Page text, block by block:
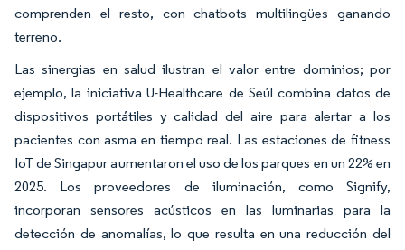
comprenden el resto, con chatbots multilingües ganando
terreno.
Las sinergias en salud ilustran el valor entre dominios; por
ejemplo, la iniciativa U-Healthcare de Seúl combina datos de
dispositivos portátiles y calidad del aire para alertar a los
pacientes con asma en tiempo real. Las estaciones de fitness
IoT de Singapur aumentaron el uso de los parques en un 22% en
2025. Los proveedores de iluminación, como Signify,
incorporan sensores acústicos en las luminarias para la
detección de anomalías, lo que resulta en una reducción del